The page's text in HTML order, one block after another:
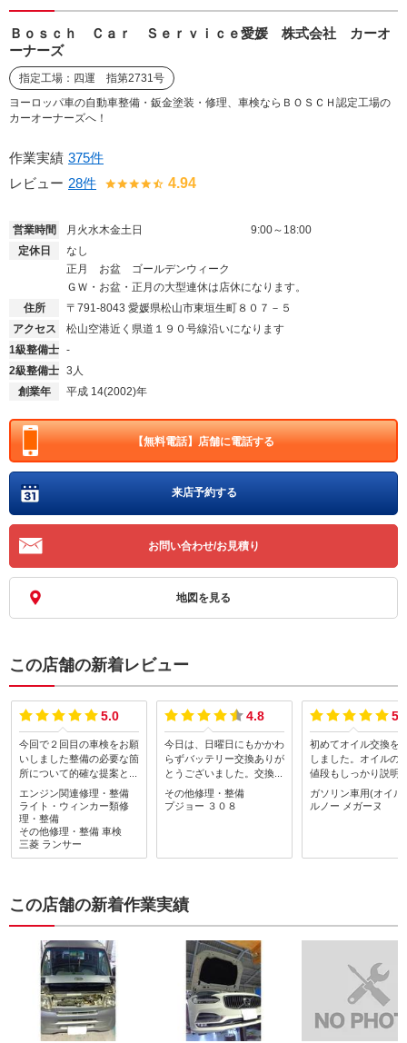
Ｂｏｓｃｈ Ｃａｒ Ｓｅｒｖｉｃｅ愛媛 株式会社 カーオ
ーナーズ
指定工場：四運 指第2731号
ヨーロッパ車の自動車整備・鈑金塗装・修理、車検ならＢＯＳＣＨ認定工場の
カーオーナーズへ！
作業実績 375件
レビュー 28件 4.94
営業時間 月火水木金土日
9:00～18:00
定休日
なし
正月 お盆 ゴールデンウィーク
ＧＷ・お盆・正月の大型連休は店休になります。
住所
〒791-8043 愛媛県松山市東垣生町８０７－５
アクセス
松山空港近く県道１９０号線沿いになります
1級整備士 -
2級整備士 3人
創業年
平成 14(2002)年
【無料電話】店舗に電話する
来店予約する
お問い合わせ/お見積り
地図を見る
この店舗の新着レビュー
5.0
今回で２回目の車検をお願
いしました整備の必要な箇
所について的確な提案と整
備・修理作業をしてくださ
りこちらのニーズに応じた
対応をしてくださいました
ありがとうございましたま
た車検後に急な整備作業依
頼にも迅速 丁寧に対応し
ー7 FDの再登録に向けて
ご迷惑をおかけしているこ
とと思うのですが気長に合
わせて対応してくださり本
当にありがたく感謝してま
す旧車や海外製の難易度の
高い整備作業にも車のオー
ナーさん側の想いを汲んで
エンジン関連修理・整備
ライト・ウィンカー類修
理・整備
その他修理・整備 車検
三菱 ランサー
4.8
今日は、日曜日にもかかわ
らずバッテリー交換ありが
とうございました。交換場
所が奥に入り込んだ所にあ
り、尚且つ、色々と部品を
いします。
その他修理・整備
プジョー ３０８
初めてオイル交換を
しました。オイルの
値段もしっかり説明
いて非常にわかりや
得してお願いできま
ガソリン車用(オイル
ルノー メガーヌ
この店舗の新着作業実績